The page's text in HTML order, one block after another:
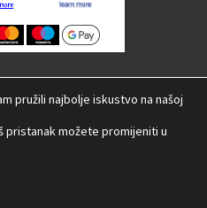
NEWSLETTER
trgovina |
pružili najbolje iskustvo na našoj
pristanak možete promijeniti u